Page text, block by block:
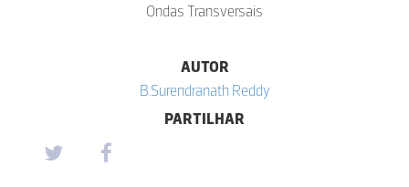
Ondas Transversais
AUTOR
B.Surendranath Reddy
PARTILHAR